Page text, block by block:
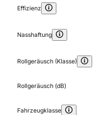
Effizienz
Nasshaftung
Rollgeräusch (Klasse)
Rollgeräusch (dB)
Fahrzeugklasse